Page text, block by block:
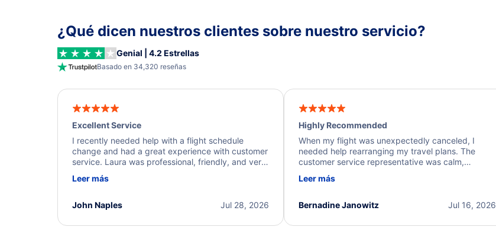
¿Qué dicen nuestros clientes sobre nuestro servicio?
Genial | 4.2 Estrellas
Basado en 34,320 reseñas
Excellent Service
I recently needed help with a flight schedule
change and had a great experience with customer
service. Laura was professional, friendly, and very
a solution and kept me informed of the next steps.
Leer más
Jul 28, 2026
John Naples
Highly Recommended
When my flight was unexpectedly canceled, I
needed help rearranging my travel plans. The
customer service representative was calm,
process. They quickly found alternative flight
I truly appreciate the excellent support and
Leer más
Jul 16, 2026
Bernadine Janowitz